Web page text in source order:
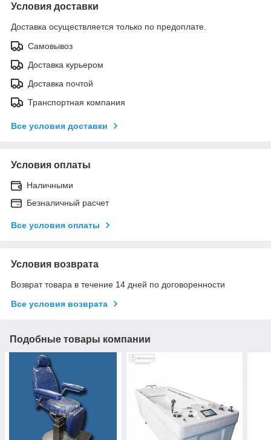
Условия доставки
Доставка осуществляется только по предоплате.
Самовывоз
Доставка курьером
Доставка почтой
Транспортная компания
Все условия доставки
Условия оплаты
Наличными
Безналичный расчет
Все условия оплаты
Условия возврата
Возврат товара в течение 14 дней по договоренности
Все условия возврата
Подобные товары компании